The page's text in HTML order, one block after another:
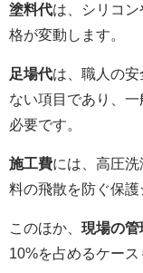
塗料代は、シリコ
格が変動します。
足場代は、職人の
ない項目であり、
必要です。
施工費には、高圧洗
料の飛散を防ぐ保護
このほか、 現場の管
10%を占めるケース